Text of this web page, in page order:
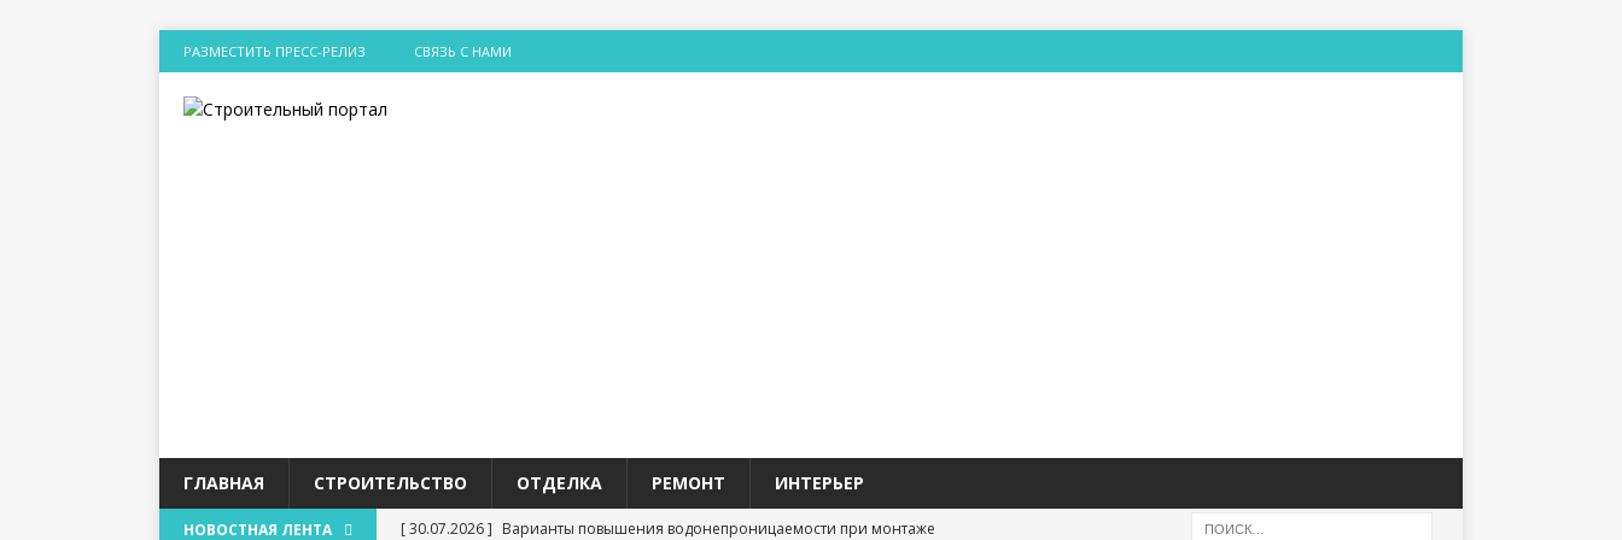
РАЗМЕСТИТЬ ПРЕСС-РЕЛИЗ СВЯЗЬ С НАМИ
ГЛАВНАЯ СТРОИТЕЛЬСТВО ОТДЕЛКА РЕМОНТ ИНТЕРЬЕР
НОВОСТНАЯ ЛЕНТА [ 30.07.2026 ] Варианты повышения водонепроницаемости при монтаже